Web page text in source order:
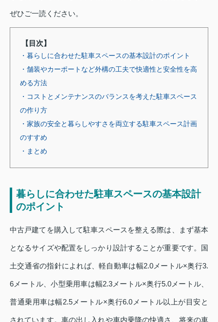
ぜひご一読ください。
【目次】
・暮らしに合わせた駐車スペースの基本設計のポイント
・舗装やカーポートなど外構の工夫で快適性と安全性を高
める方法
・コストとメンテナンスのバランスを考えた駐車スペース
の作り方
・家族の安全と暮らしやすさを両立する駐車スペース計画
のすすめ
・まとめ
暮らしに合わせた駐車スペースの基本設計
のポイント
中古戸建てを購入して駐車スペースを整える際は、まず基本
となるサイズや配置をしっかり設計することが重要です。国
土交通省の指針によれば、軽自動車は幅2.0メートル×奥行3.
6メートル、小型乗用車は幅2.3メートル×奥行5.0メートル、
普通乗用車は幅2.5メートル×奥行6.0メートル以上が目安と
されています。車の出し入れや車内乗降の快適さ、将来の車